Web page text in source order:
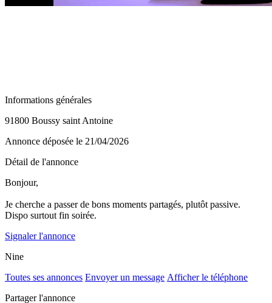
Informations générales
91800 Boussy saint Antoine
Annonce déposée le 21/04/2026
Détail de l'annonce
Bonjour,
Je cherche a passer de bons moments partagés, plutôt passive.
Dispo surtout fin soirée.
Signaler l'annonce
Nine
Toutes ses annonces Envoyer un message Afficher le téléphone
Partager l'annonce